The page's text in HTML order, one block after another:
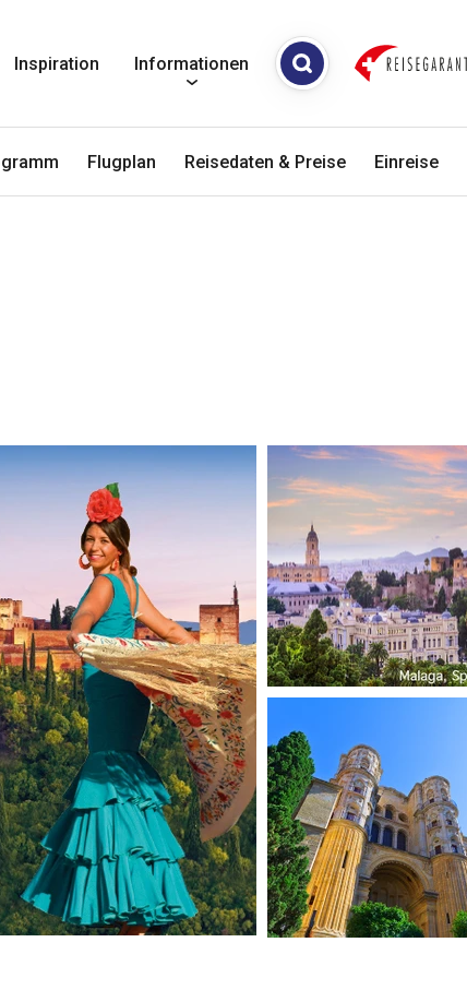
Inspiration Informationen
Flugplan Reisedaten & Preise Einreise